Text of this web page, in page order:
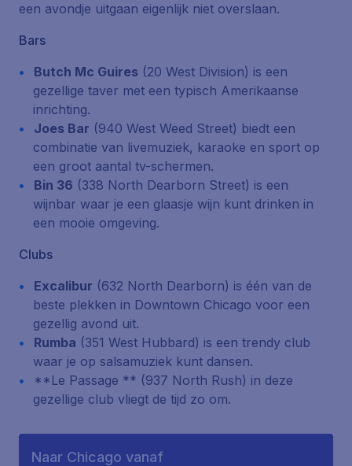
een avondje uitgaan eigenlijk niet overslaan.
Bars
Butch Mc Guires (20 West Division) is een
gezellige taver met een typisch Amerikaanse
inrichting.
Joes Bar (940 West Weed Street) biedt een
combinatie van livemuziek, karaoke en sport op
een groot aantal tv-schermen.
Bin 36 (338 North Dearborn Street) is een
wijnbar waar je een glaasje wijn kunt drinken in
een mooie omgeving.
Clubs
Excalibur (632 North Dearborn) is één van de
beste plekken in Downtown Chicago voor een
gezellig avond uit.
Rumba (351 West Hubbard) is een trendy club
waar je op salsamuziek kunt dansen.
**Le Passage ** (937 North Rush) in deze
gezellige club vliegt de tijd zo om.
Naar Chicago vanaf